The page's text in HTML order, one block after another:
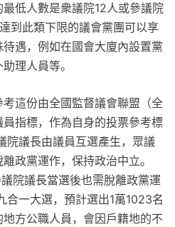
低人數是衆議院12人或參議院
到此類下限的議會黨團可以享
遇，例如在國會大廈內設置黨
理人員等。
這份由全國監督議會聯盟（全
指標，作為自身的投票參考標
院議長由議員互選產生，眾議
政黨運作，保持政治中立。
院議長當選後也需脫離政黨運
合一大選，預計選出1萬1023名
方公職人員，會因戶籍地的不